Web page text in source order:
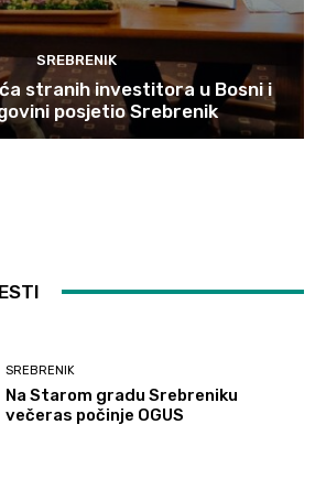
SREBRENIK
stranih investitora u Bosni i
posjetio Srebrenik
SREBRENIK
Na Starom gradu Srebreniku
večeras počinje OGUS